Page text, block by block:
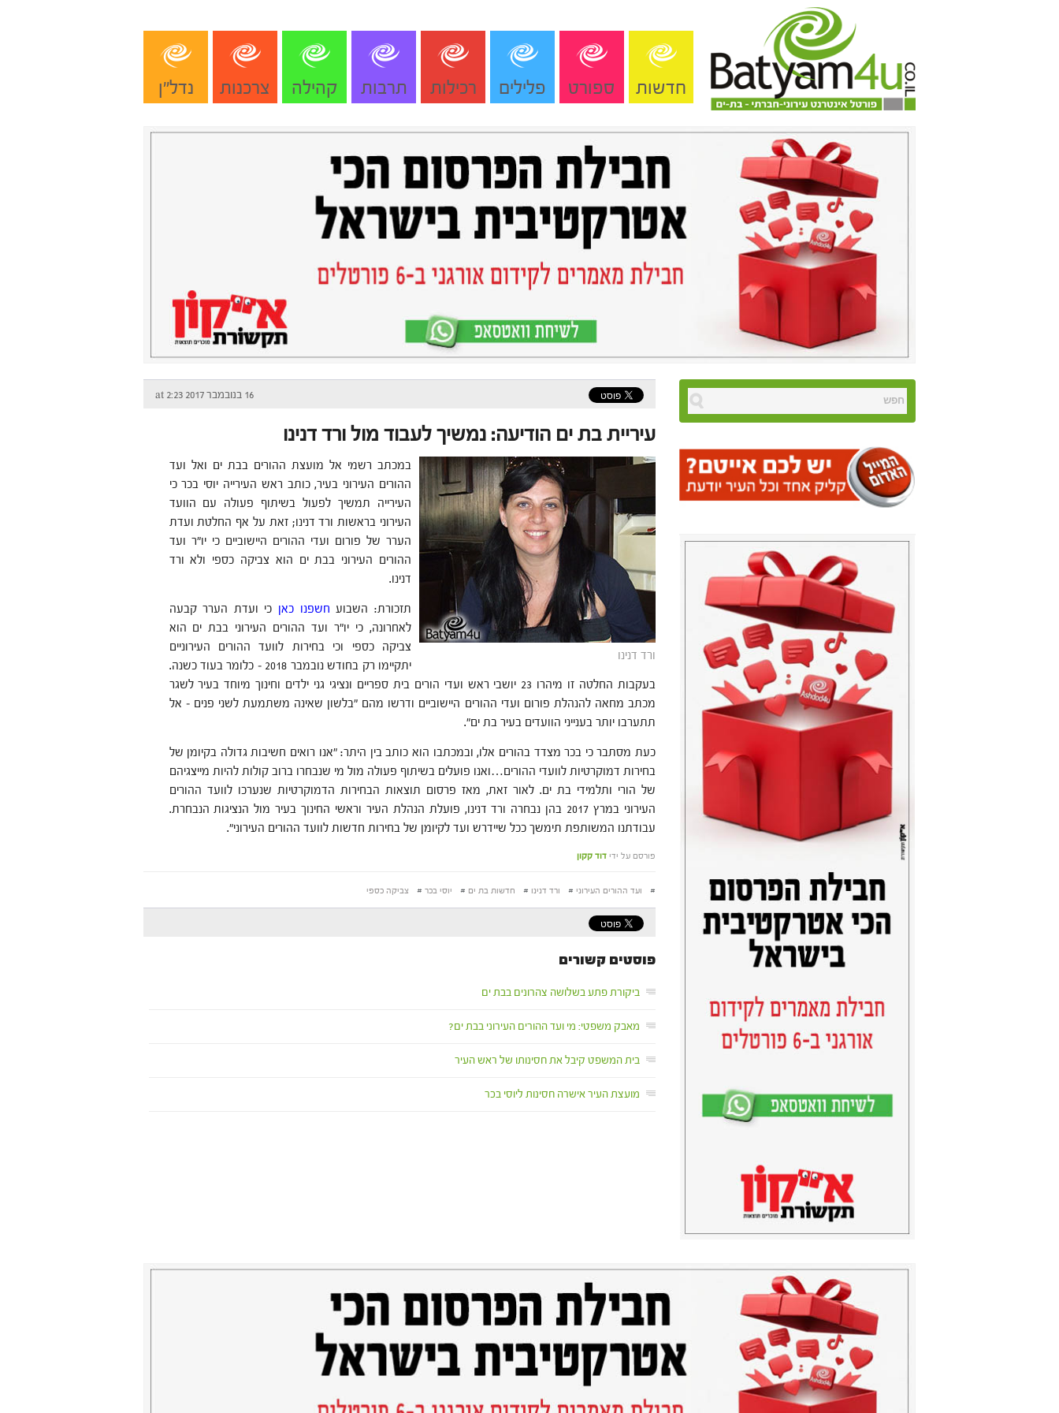
חדשות ספורט פלילים רכילות תרבות קהילה צרכנות נדל"ן
16 בנובמבר 2017 at 2:23
עיריית בת ים הודיעה: נמשיך לעבוד מול ורד דנינו
ורד דנינו
במכתב רשמי אל מועצת ההורים בבת ים ואל ועד
ההורים העירוני בעיר, כותב ראש העירייה יוסי בכר כי
העירייה תמשיך לפעול בשיתוף פעולה עם הוועד
העירוני בראשות ורד דנינו; זאת על אף החלטת ועדת
הערר של פורום ועדי ההורים היישוביים כי יו"ר ועד
ההורים העירוני בבת ים הוא צביקה כספי ולא ורד
דנינו.
תזכורת: השבוע חשפנו כאן כי ועדת הערר קבעה
לאחרונה, כי יו"ר ועד ההורים העירוני בבת ים הוא
צביקה כספי וכי בחירות לוועד ההורים העירוניים
יתקיימו רק בחודש נובמבר 2018 – כלומר בעוד כשנה.
בעקבות החלטה זו מיהרו 23 יושבי ראש ועדי הורים בית ספריים ונציגי גני ילדים וחינוך מיוחד בעיר לשגר
מכתב מחאה להנהלת פורום ועדי ההורים היישוביים ודרשו מהם "בלשון שאינה משתמעת לשני פנים – אל
תתערבו יותר בענייני הוועדים בעיר בת ים".
כעת מסתבר כי בכר מצדד בהורים אלו, ובמכתבו הוא כותב בין היתר: "אנו רואים חשיבות גדולה בקיומן של
בחירות דמוקרטיות לוועדי ההורים…ואנו פועלים בשיתוף פעולה מול מי שנבחרו ברוב קולות להיות מייצגיהם
של הורי ותלמידי בת ים. לאור זאת, מאז פרסום תוצאות הבחירות הדמוקרטיות שנערכו לוועד ההורים
העירוני במרץ 2017 בהן נבחרה ורד דנינו, פועלת הנהלת העיר וראשי החינוך בעיר מול הנציגות הנבחרת.
עבודתנו המשותפת תימשך ככל שיידרש ועד לקיומן של בחירות חדשות לוועד ההורים העירוני".
פורסם על ידי דוד קקון
# ועד ההורים העירוני # ורד דנינו # חדשות בת ים # יוסי בכר # צביקה כספי
פוסטים קשורים
ביקורת פתע בשלושה צהרונים בבת ים
מאבק משפטי: מי ועד ההורים העירוני בבת ים?
בית המשפט קיבל את חסינותו של ראש העיר
מועצת העיר אישרה חסינות ליוסי בכר